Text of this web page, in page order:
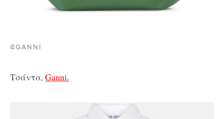
©GANNI
Τσάντα,Ganni.